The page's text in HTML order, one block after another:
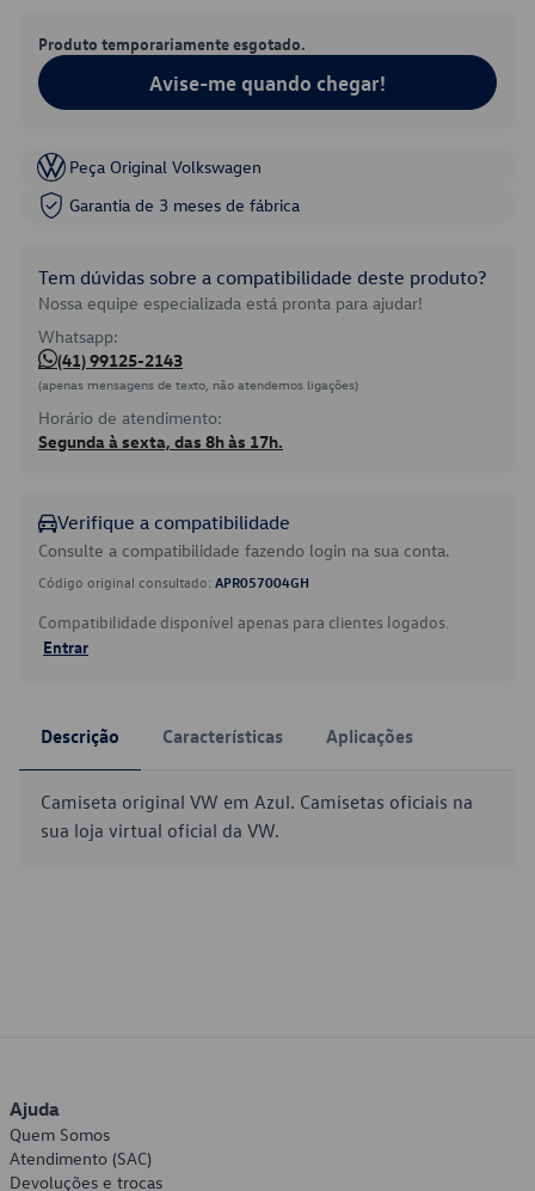
Produto temporariamente esgotado.
Avise-me quando chegar!
Peça Original Volkswagen
Garantia de 3 meses de fábrica
Tem dúvidas sobre a compatibilidade deste produto?
Nossa equipe especializada está pronta para ajudar!
Whatsapp:
(41) 99125-2143
(apenas mensagens de texto, não atendemos ligações)
Horário de atendimento:
Segunda à sexta, das 8h às 17h.
Verifique a compatibilidade
Consulte a compatibilidade fazendo login na sua conta.
Código original consultado: APR057004GH
Compatibilidade disponível apenas para clientes logados.
Entrar
Descrição Características Aplicações
Camiseta original VW em Azul. Camisetas oficiais na
sua loja virtual oficial da VW.
Ajuda
Quem Somos
Atendimento (SAC)
Devoluções e trocas